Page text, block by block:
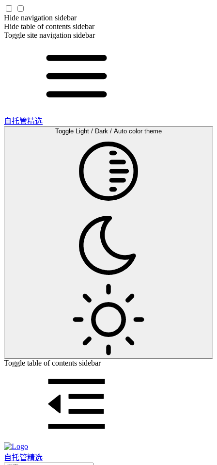
Hide navigation sidebar
Hide table of contents sidebar
Toggle site navigation sidebar
自托管精选
Toggle Light / Dark / Auto color theme
Toggle table of contents sidebar
自托管精选